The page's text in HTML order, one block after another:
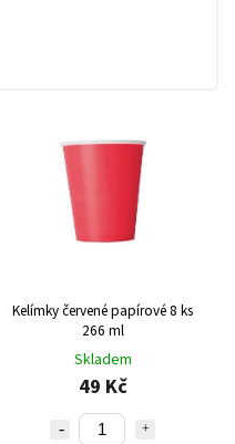
Kelímky červené papírové 8 ks
266 ml
Skladem
49 Kč